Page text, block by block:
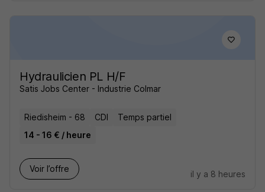
Hydraulicien PL H/F
Satis Jobs Center - Industrie Colmar
Riedisheim - 68 CDI
Temps partiel
14 - 16 € / heure
Voir l’offre
il y a 8 heures